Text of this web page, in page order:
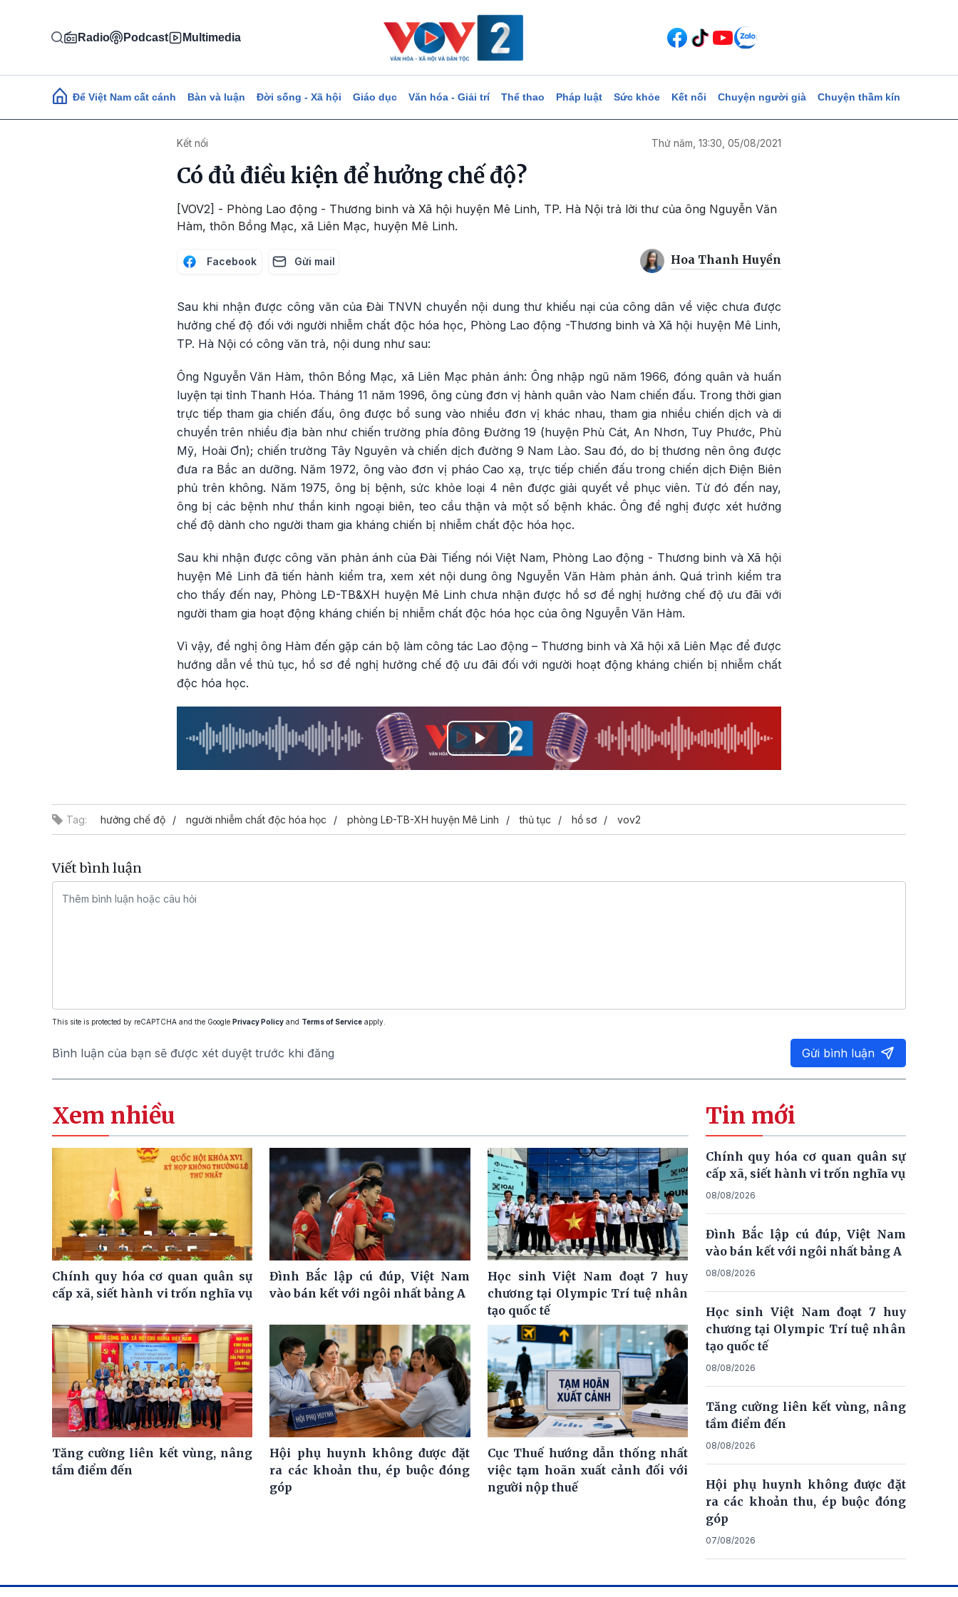
Radio Podcast Multimedia
Main navigation
Để Việt Nam cất cánh Bàn và luận Đời sống - Xã hội Giáo dục Văn hóa - Giải trí Thể thao Pháp luật Sức khỏe Kết nối Chuyện người già Chuyện thầm kín
Kết nối Thứ năm, 13:30, 05/08/2021
Có đủ điều kiện để hưởng chế độ?
[VOV2] - Phòng Lao động - Thương binh và Xã hội huyện Mê Linh, TP. Hà Nội trả lời thư của ông Nguyễn Văn
Hàm, thôn Bồng Mạc, xã Liên Mạc, huyện Mê Linh.
Facebook Gửi mail Hoa Thanh Huyền
Sau khi nhận được công văn của Đài TNVN chuyển nội dung thư khiếu nại của công dân về việc chưa được
hưởng chế độ đối với người nhiễm chất độc hóa học, Phòng Lao động -Thương binh và Xã hội huyện Mê Linh,
TP. Hà Nội có công văn trả, nội dung như sau:
Ông Nguyễn Văn Hàm, thôn Bồng Mạc, xã Liên Mạc phản ánh: Ông nhập ngũ năm 1966, đóng quân và huấn
luyện tại tỉnh Thanh Hóa. Tháng 11 năm 1996, ông cùng đơn vị hành quân vào Nam chiến đấu. Trong thời gian
trực tiếp tham gia chiến đấu, ông được bổ sung vào nhiều đơn vị khác nhau, tham gia nhiều chiến dịch và di
chuyển trên nhiều địa bàn như chiến trường phía đông Đường 19 (huyện Phù Cát, An Nhơn, Tuy Phước, Phù
Mỹ, Hoài Ơn); chiến trường Tây Nguyên và chiến dịch đường 9 Nam Lào. Sau đó, do bị thương nên ông được
đưa ra Bắc an dưỡng. Năm 1972, ông vào đơn vị pháo Cao xạ, trực tiếp chiến đấu trong chiến dịch Điện Biên
phủ trên không. Năm 1975, ông bị bệnh, sức khỏe loại 4 nên được giải quyết về phục viên. Từ đó đến nay,
ông bị các bệnh như thần kinh ngoại biên, teo cầu thận và một số bệnh khác. Ông đề nghị được xét hưởng
chế độ dành cho người tham gia kháng chiến bị nhiễm chất độc hóa học.
Sau khi nhận được công văn phản ánh của Đài Tiếng nói Việt Nam, Phòng Lao động - Thương binh và Xã hội
huyện Mê Linh đã tiến hành kiểm tra, xem xét nội dung ông Nguyễn Văn Hàm phản ánh. Quá trình kiểm tra
cho thấy đến nay, Phòng LĐ-TB&XH huyện Mê Linh chưa nhận được hồ sơ đề nghị hưởng chế độ ưu đãi với
người tham gia hoạt động kháng chiến bị nhiễm chất độc hóa học của ông Nguyễn Văn Hàm.
Vì vậy, đề nghị ông Hàm đến gặp cán bộ làm công tác Lao động – Thương binh và Xã hội xã Liên Mạc để được
hướng dẫn về thủ tục, hồ sơ đề nghị hưởng chế độ ưu đãi đối với người hoạt động kháng chiến bị nhiễm chất
độc hóa học.
Play
Tag: hưởng chế độ người nhiễm chất độc hóa học phòng LĐ-TB-XH huyện Mê Linh thủ tục hồ sơ vov2
Viết bình luận
This site is protected by reCAPTCHA and the Google Privacy Policy and Terms of Service apply.
Bình luận của bạn sẽ được xét duyệt trước khi đăng Gửi bình luận
Xem nhiều
Chính quy hóa cơ quan quân sự
cấp xã, siết hành vi trốn nghĩa vụ
Đình Bắc lập cú đúp, Việt Nam
vào bán kết với ngôi nhất bảng A
Học sinh Việt Nam đoạt 7 huy
chương tại Olympic Trí tuệ nhân
tạo quốc tế
Tăng cường liên kết vùng, nâng
tầm điểm đến
Hội phụ huynh không được đặt
ra các khoản thu, ép buộc đóng
góp
Cục Thuế hướng dẫn thống nhất
việc tạm hoãn xuất cảnh đối với
người nộp thuế
Tin mới
Chính quy hóa cơ quan quân sự
cấp xã, siết hành vi trốn nghĩa vụ
08/08/2026
Đình Bắc lập cú đúp, Việt Nam
vào bán kết với ngôi nhất bảng A
08/08/2026
Học sinh Việt Nam đoạt 7 huy
chương tại Olympic Trí tuệ nhân
tạo quốc tế
08/08/2026
Tăng cường liên kết vùng, nâng
tầm điểm đến
08/08/2026
Hội phụ huynh không được đặt
ra các khoản thu, ép buộc đóng
góp
07/08/2026